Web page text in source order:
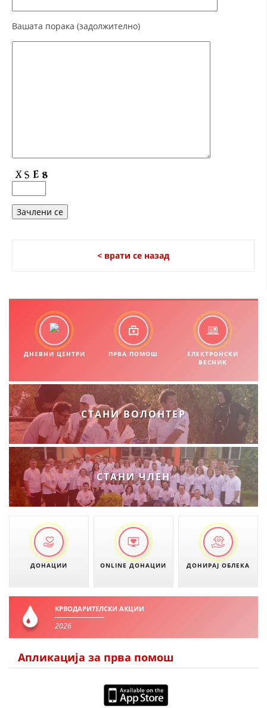
ЕДУКАТИВНО ИНФОРМАТИВНИ МАТЕРИЈАЛИ
Вашата порака (задолжително)
< врати се назад
ДНЕВНИ ЦЕНТРИ ПРВА ПОМОШ
ЕЛЕКТРОНСКИ
ВЕСНИК
СТАНИ ВОЛОНТЕР
СТАНИ ЧЛЕН
ДОНАЦИИ ONLINE ДОНАЦИИ ДОНИРАЈ ОБЛЕКА
КРВОДАРИТЕЛСКИ АКЦИИ
2026
Апликација за прва помош